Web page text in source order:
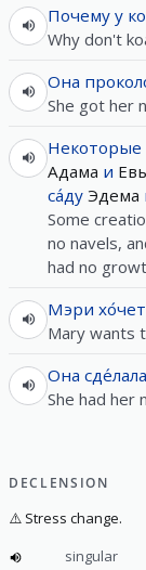
Почему у
Why don't
Она
She got her
Некоторые
Адама и
са́ду Эдема
Some
no navels,
had no
Мэри хо́чет
Mary wants
Она сде́лала
She had her
DECLENSION
⚠️ Stress change.
singular